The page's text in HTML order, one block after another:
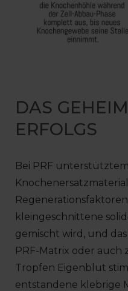
DAS
ERFOLGS
Bei PRF
kleingeschnittene
gemischt wird, und
PRF-Matrix oder auch
Tropfen Eigenblut
entstandene klebrige